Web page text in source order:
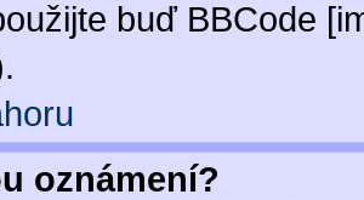
buď BBCode
oznámení?